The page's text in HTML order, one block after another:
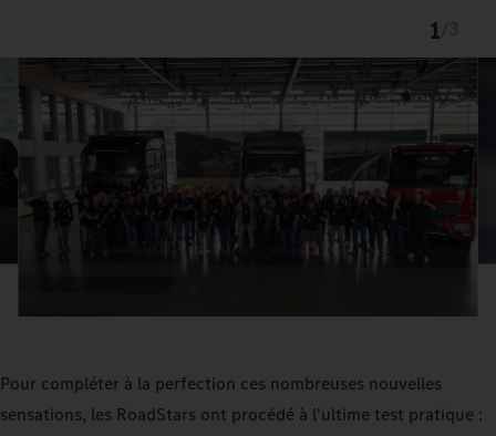
1
Pour compléter à la perfection ces nombreuses nouvelles
sensations, les RoadStars ont procédé à l'ultime test pratique :